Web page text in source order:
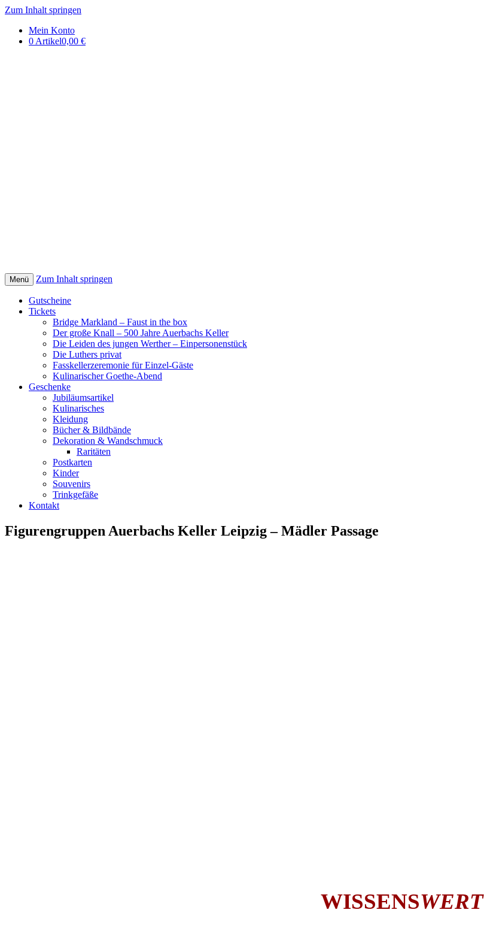
DE | Auerbachs Keller Onlineshop
Zum Inhalt springen
Mein Konto
0 Artikel0,00 €
Menü Zum Inhalt springen
Gutscheine
Tickets
Bridge Markland – Faust in the box
Der große Knall – 500 Jahre Auerbachs Keller
Die Leiden des jungen Werther – Einpersonenstück
Die Luthers privat
Fasskellerzeremonie für Einzel-Gäste
Kulinarischer Goethe-Abend
Geschenke
Jubiläumsartikel
Kulinarisches
Kleidung
Bücher & Bildbände
Dekoration & Wandschmuck
Raritäten
Postkarten
Kinder
Souvenirs
Trinkgefäße
Kontakt
Figurengruppen Auerbachs Keller Leipzig – Mädler Passage
WISSENSWERT